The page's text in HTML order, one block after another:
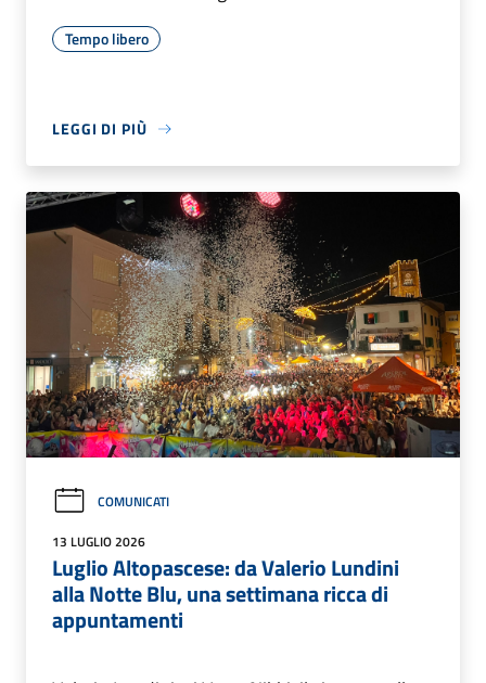
Tempo libero
LEGGI DI PIÙ
COMUNICATI
13 LUGLIO 2026
Luglio Altopascese: da Valerio Lundini
alla Notte Blu, una settimana ricca di
appuntamenti